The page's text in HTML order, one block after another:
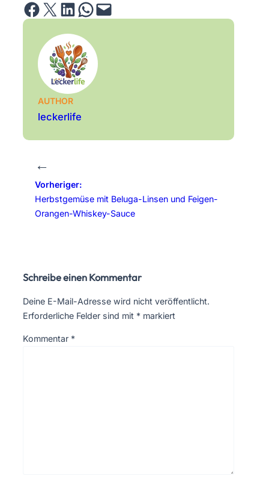
Share on Facebook Email this Page Share on LinkedIn Share on WhatsApp Email this Page
AUTHOR
leckerlife
←
Vorheriger:
Herbstgemüse mit Beluga-Linsen und Feigen-
Orangen-Whiskey-Sauce
Schreibe einen Kommentar
Deine E-Mail-Adresse wird nicht veröffentlicht.
Erforderliche Felder sind mit * markiert
Kommentar *